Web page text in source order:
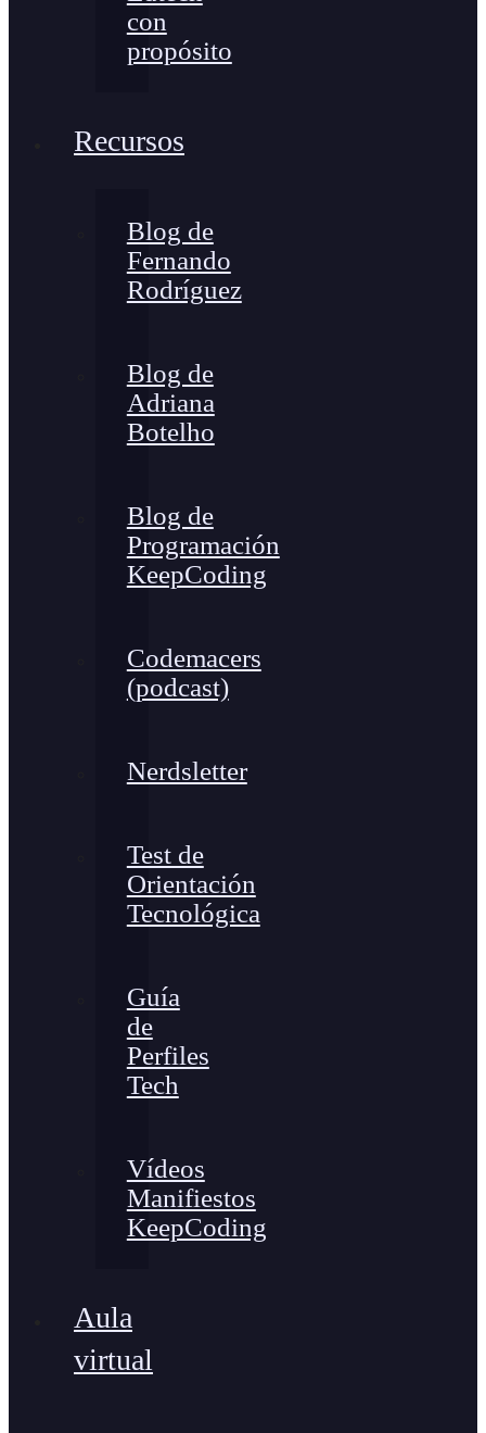
con
propósito
Recursos
Blog de
Fernando
Rodríguez
Blog de
Adriana
Botelho
Blog de
Programación
KeepCoding
Codemacers
(podcast)
Nerdsletter
Test de
Orientación
Tecnológica
Guía
de
Perfiles
Tech
Vídeos
Manifiestos
KeepCoding
Aula
virtual